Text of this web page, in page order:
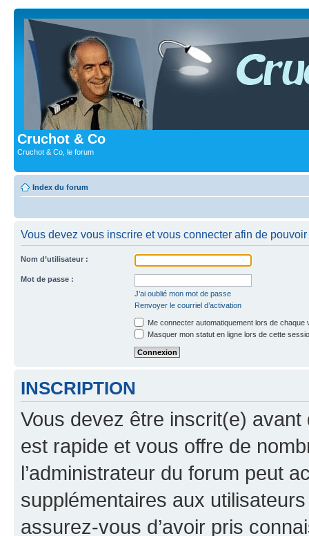
Cruchot & Co
Cruchot & Co, le forum
Index du forum
Vous devez vous inscrire et vous connecter afin de
Nom d’utilisateur :
Mot de passe :
J’ai oublié mon mot de passe
Renvoyer le courriel d’activation
Me connecter automatiquement lors de chaque
Masquer mon statut en ligne lors de cette
INSCRIPTION
Vous devez être inscrit(e) avant
est rapide et vous offre de
l’administrateur du forum peut
supplémentaires aux
assurez-vous d’avoir pris